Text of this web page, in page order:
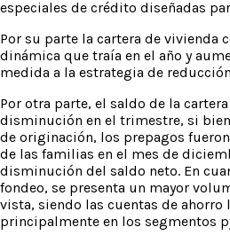
especiales de crédito diseñadas
Por su parte la cartera de vivienda
dinámica que traía en el año y
medida a la estrategia de
Por otra parte, el saldo de la
disminución en el trimestre, si
de originación, los prepagos
de las familias en el mes de
disminución del saldo neto. En
fondeo, se presenta un mayor
vista, siendo las cuentas de ahorro
principalmente en los segmentos